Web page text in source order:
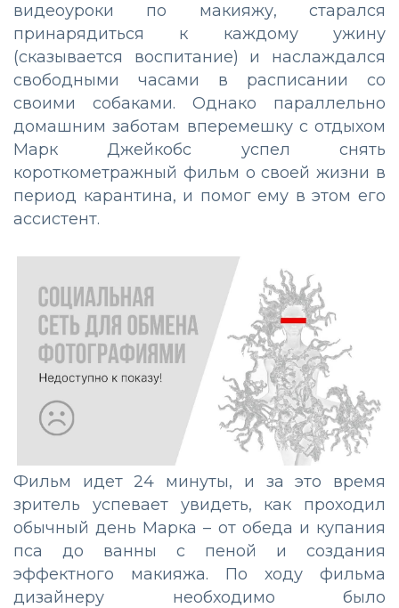
видеоуроки по макияжу, старался
принарядиться к каждому ужину
(сказывается воспитание) и наслаждался
свободными часами в расписании со
своими собаками. Однако параллельно
домашним заботам вперемешку с отдыхом
Марк Джейкобс успел снять
короткометражный фильм о своей жизни в
период карантина, и помог ему в этом его
ассистент.
Фильм идет 24 минуты, и за это время
зритель успевает увидеть, как проходил
обычный день Марка – от обеда и купания
пса до ванны с пеной и создания
эффектного макияжа. По ходу фильма
дизайнеру необходимо было